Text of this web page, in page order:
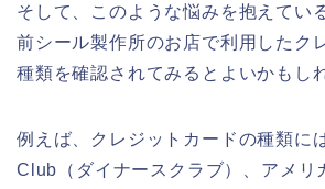
そして、このような悩みを抱えてい
前シール製作所のお店で利用したク
種類を確認されてみるとよいかもし
例えば、クレジットカードの種類に
Club（ダイナースクラブ）、アメリ